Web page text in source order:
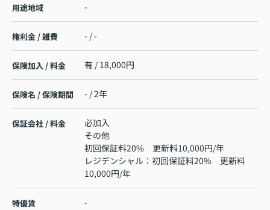
用途地域 -
権利金 / 雑費 - / -
保険加入 / 料金 有 / 18,000円
保険名 / 保険期間 - / 2年
保証会社 / 料金
必加入
その他
初回保証料20% 更新料10,000円/年
レジデンシャル：初回保証料20% 更新料
10,000円/年
特優賃 -